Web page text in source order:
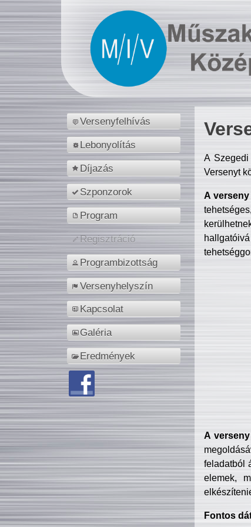
Versenyfelhívás
Lebonyolítás
Díjazás
Szponzorok
Program
Regisztráció
Programbizottság
Versenyhelyszín
Kapcsolat
Galéria
Eredmények
A Szegedi
Versenyt
A
A
feladatból
elemek,
Fontos